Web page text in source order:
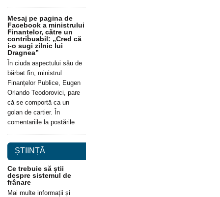
Mesaj pe pagina de
Facebook a ministrului
Finanțelor, către un
contribuabil: „Cred că
i-o sugi zilnic lui
Dragnea”
În ciuda aspectului său de
bărbat fin, ministrul
Finanțelor Publice, Eugen
Orlando Teodorovici, pare
că se comportă ca un
golan de cartier. În
comentariile la postările
ȘTIINȚĂ
Ce trebuie să știi
despre sistemul de
frânare
Mai multe informații și